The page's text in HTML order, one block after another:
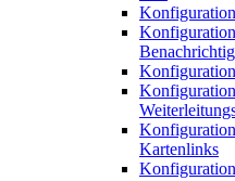
Kartenlinks